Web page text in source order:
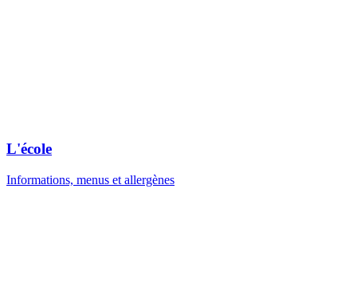
L'école
Informations, menus et allergènes